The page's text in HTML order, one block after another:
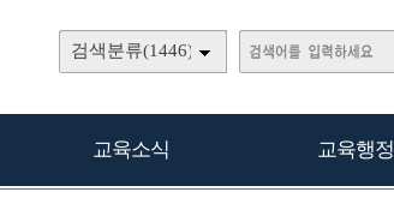
검색분류(1446)
교육소식 교육행정